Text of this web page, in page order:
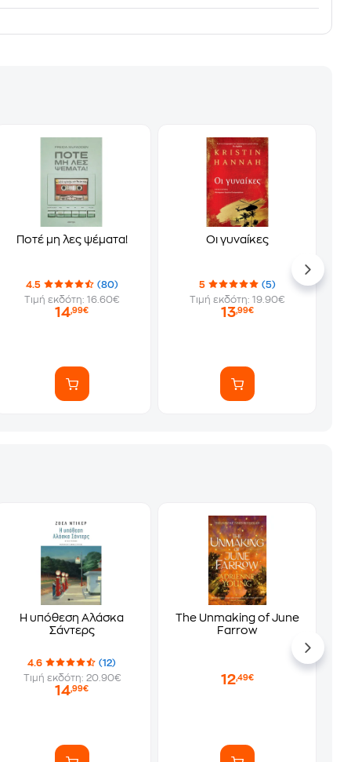
Ποτέ μη λες ψέματα!
4.5
(80)
Τιμή εκδότη: 16.60€
14,99€
Οι γυναίκες
5
(5)
Τιμή εκδότη: 19.90€
13,99€
Η υπόθεση Αλάσκα
Σάντερς
4.6
(12)
Τιμή εκδότη: 20.90€
14,99€
The Unmaking of June
Farrow
12,49€